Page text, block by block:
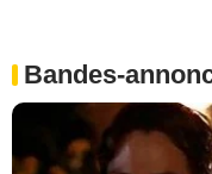
Bandes-